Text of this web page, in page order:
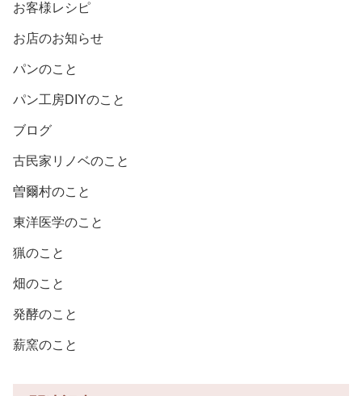
お客様レシピ
お店のお知らせ
パンのこと
パン工房DIYのこと
ブログ
古民家リノベのこと
曽爾村のこと
東洋医学のこと
猟のこと
畑のこと
発酵のこと
薪窯のこと